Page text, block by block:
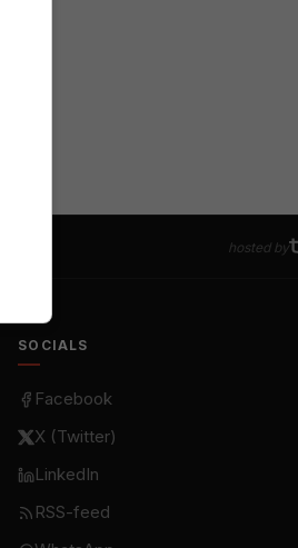
hosted by
SOCIALS
Facebook
X (Twitter)
LinkedIn
RSS-feed